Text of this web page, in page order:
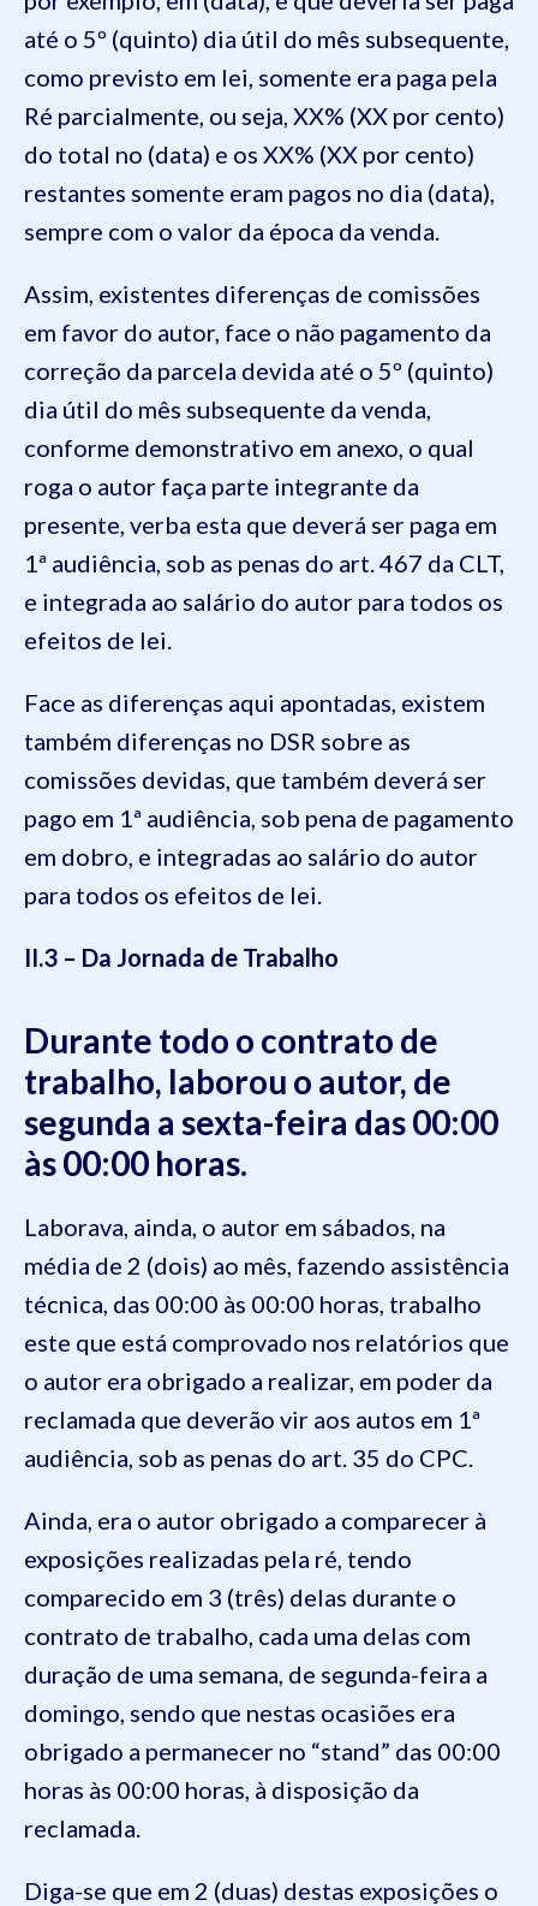
até o 5º (quinto) dia útil do mês subsequente,
como previsto em lei, somente era paga pela
Ré parcialmente, ou seja, XX% (XX por cento)
do total no (data) e os XX% (XX por cento)
restantes somente eram pagos no dia (data),
sempre com o valor da época da venda.
Assim, existentes diferenças de comissões
em favor do autor, face o não pagamento da
correção da parcela devida até o 5º (quinto)
dia útil do mês subsequente da venda,
conforme demonstrativo em anexo, o qual
roga o autor faça parte integrante da
presente, verba esta que deverá ser paga em
1ª audiência, sob as penas do art. 467 da CLT,
e integrada ao salário do autor para todos os
efeitos de lei.
Face as diferenças aqui apontadas, existem
também diferenças no DSR sobre as
comissões devidas, que também deverá ser
pago em 1ª audiência, sob pena de pagamento
em dobro, e integradas ao salário do autor
para todos os efeitos de lei.
II.3 – Da Jornada de Trabalho
Durante todo o contrato de
trabalho, laborou o autor, de
segunda a sexta-feira das 00:00
às 00:00 horas.
Laborava, ainda, o autor em sábados, na
média de 2 (dois) ao mês, fazendo assistência
técnica, das 00:00 às 00:00 horas, trabalho
este que está comprovado nos relatórios que
o autor era obrigado a realizar, em poder da
reclamada que deverão vir aos autos em 1ª
audiência, sob as penas do art. 35 do CPC.
Ainda, era o autor obrigado a comparecer à
exposições realizadas pela ré, tendo
comparecido em 3 (três) delas durante o
contrato de trabalho, cada uma delas com
duração de uma semana, de segunda-feira a
domingo, sendo que nestas ocasiões era
obrigado a permanecer no “stand” das 00:00
horas às 00:00 horas, à disposição da
reclamada.
Diga-se que em 2 (duas) destas exposições o